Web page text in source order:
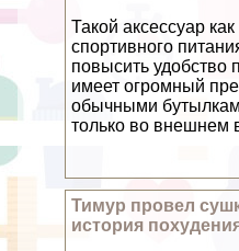
Такой аксессуар
спортивного
повысить удобство
имеет огромный
обычными
только во внешнем
Тимур провел
история